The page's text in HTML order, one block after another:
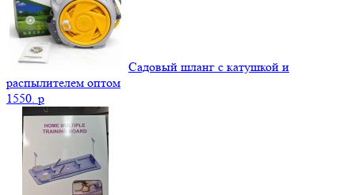
Садовый шланг с катушкой и
распылителем оптом
1550. p